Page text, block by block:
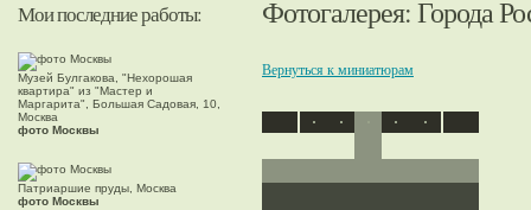
Мои последние работы:
Музей Булгакова, "Нехорошая
квартира" из "Мастер и
Маргарита", Большая Садовая, 10,
Москва
фото Москвы
Патриаршие пруды, Москва
фото Москвы
Фотогалерея:Города
Вернуться к миниатюрам